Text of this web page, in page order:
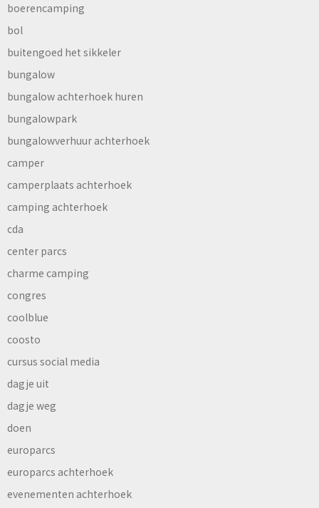
boerencamping
bol
buitengoed het sikkeler
bungalow
bungalow achterhoek huren
bungalowpark
bungalowverhuur achterhoek
camper
camperplaats achterhoek
camping achterhoek
cda
center parcs
charme camping
congres
coolblue
coosto
cursus social media
dagje uit
dagje weg
doen
europarcs
europarcs achterhoek
evenementen achterhoek